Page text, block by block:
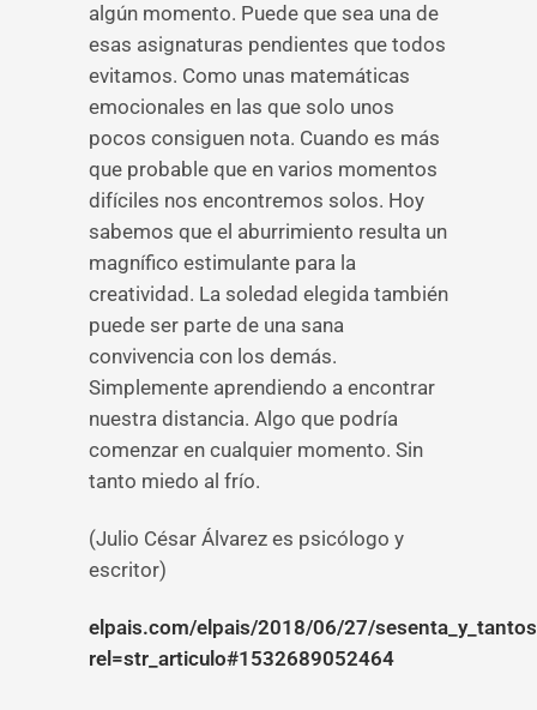
algún momento. Puede que sea una de
esas asignaturas pendientes que todos
evitamos. Como unas matemáticas
emocionales en las que solo unos
pocos consiguen nota. Cuando es más
que probable que en varios momentos
difíciles nos encontremos solos. Hoy
sabemos que el aburrimiento resulta un
magnífico estimulante para la
creatividad. La soledad elegida también
puede ser parte de una sana
convivencia con los demás.
Simplemente aprendiendo a encontrar
nuestra distancia. Algo que podría
comenzar en cualquier momento. Sin
tanto miedo al frío.
(Julio César Álvarez es psicólogo y
escritor)
elpais.com/elpais/2018/06/27/
rel=str_articulo#1532689052464